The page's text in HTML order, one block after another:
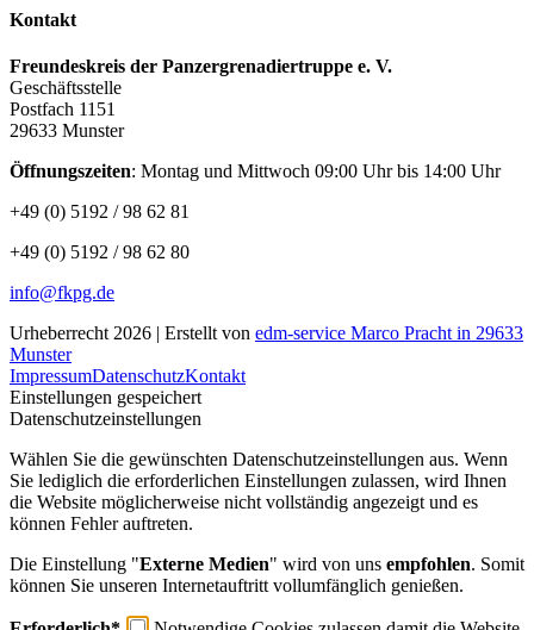
Kontakt
Freundeskreis der Panzergrenadiertruppe e. V.
Geschäftsstelle
Postfach 1151
29633 Munster
Öffnungszeiten: Montag und Mittwoch 09:00 Uhr bis 14:00 Uhr
+49 (0) 5192 / 98 62 81
+49 (0) 5192 / 98 62 80
info@fkpg.de
Urheberrecht 2026 | Erstellt von edm-service Marco Pracht in 29633
Munster
ImpressumDatenschutzKontakt
Einstellungen gespeichert
Datenschutzeinstellungen
Wählen Sie die gewünschten Datenschutzeinstellungen aus. Wenn
Sie lediglich die erforderlichen Einstellungen zulassen, wird Ihnen
die Website möglicherweise nicht vollständig angezeigt und es
können Fehler auftreten.
Die Einstellung "Externe Medien" wird von uns empfohlen. Somit
können Sie unseren Internetauftritt vollumfänglich genießen.